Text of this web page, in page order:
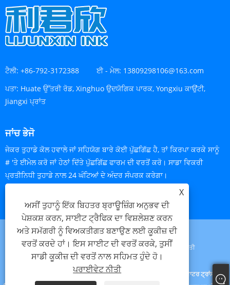
ਟੈਲੀ: +86-792-3172388 ਈ - ਮੇਲ: 13809298106@163.com
ਪਤਾ: Huate ਉੱਤਰੀ ਰੋਡ, Xinghuo ਉਦਯੋਗਿਕ ਪਾਰਕ, ​​Yongxiu ਕਾਉਂਟੀ,
Jiangxi ਪ੍ਰਾਂਤ
ਜਾਂਚ ਭੇਜੋ
ਜੇਕਰ ਤੁਹਾਡੇ ਕੋਲ ਹਵਾਲੇ ਜਾਂ ਸਹਿਯੋਗ ਬਾਰੇ ਕੋਈ ਪੁੱਛਗਿੱਛ ਹੈ, ਤਾਂ ਕਿਰਪਾ ਕਰਕੇ ਸਾਨੂੰ
# 'ਤੇ ਈਮੇਲ ਕਰੋ ਜਾਂ ਹੇਠਾਂ ਦਿੱਤੇ ਪੁੱਛਗਿੱਛ ਫਾਰਮ ਦੀ ਵਰਤੋਂ ਕਰੋ। ਸਾਡਾ ਵਿਕਰੀ
ਪ੍ਰਤੀਨਿਧੀ ਤੁਹਾਡੇ ਨਾਲ 24 ਘੰਟਿਆਂ ਦੇ ਅੰਦਰ ਸੰਪਰਕ ਕਰੇਗਾ।
ਹੁਣੇ ਪੁੱਛਗਿੱਛ ਕਰੋ
Links Sitemap RSS XML ਪਰਾਈਵੇਟ ਨੀਤੀ
Copyright © 2023 Jiangxi Lijunxin Technology Co., Ltd. - UVLED ਵਾਟਰ ਟ੍ਰਾਂਸਫਰ
X
ਅਸੀਂ ਤੁਹਾਨੂੰ ਇੱਕ ਬਿਹਤਰ ਬ੍ਰਾਊਜ਼ਿੰਗ ਅਨੁਭਵ ਦੀ
ਪੇਸ਼ਕਸ਼ ਕਰਨ, ਸਾਈਟ ਟ੍ਰੈਫਿਕ ਦਾ ਵਿਸ਼ਲੇਸ਼ਣ ਕਰਨ
ਅਤੇ ਸਮੱਗਰੀ ਨੂੰ ਵਿਅਕਤੀਗਤ ਬਣਾਉਣ ਲਈ ਕੂਕੀਜ਼ ਦੀ
ਵਰਤੋਂ ਕਰਦੇ ਹਾਂ। ਇਸ ਸਾਈਟ ਦੀ ਵਰਤੋਂ ਕਰਕੇ, ਤੁਸੀਂ
ਸਾਡੀ ਕੂਕੀਜ਼ ਦੀ ਵਰਤੋਂ ਨਾਲ ਸਹਿਮਤ ਹੁੰਦੇ ਹੋ।
ਪਰਾਈਵੇਟ ਨੀਤੀ